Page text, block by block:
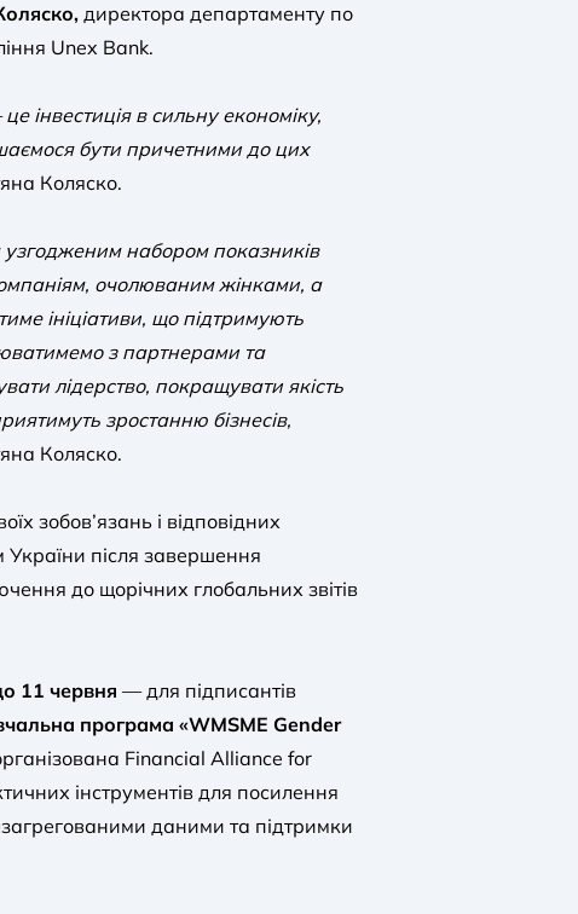
директора департаменту по
Unex Bank.
інвестиція в сильну економіку,
бути причетними до цих
Коляско.
узгодженим набором показників
очолюваним жінками, а
ініціативи, що підтримують
з партнерами та
лідерство, покращувати якість
зростанню бізнесів,
Коляско.
зобов’язань і відповідних
після завершення
до щорічних глобальних звітів
11 червня — для підписантів
програма «WMSME Gender
Financial Alliance for
інструментів для посилення
даними та підтримки